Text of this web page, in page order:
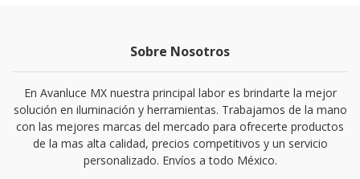
Sobre Nosotros
En Avanluce MX nuestra principal labor es brindarte la mejor
solución en iluminación y herramientas. Trabajamos de la mano
con las mejores marcas del mercado para ofrecerte productos
de la mas alta calidad, precios competitivos y un servicio
personalizado. Envíos a todo México.